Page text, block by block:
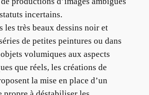
incertains.
les très beaux dessins noir et
de petites peintures ou dans
volumiques aux aspects
que réels, les créations de
la mise en place d’un